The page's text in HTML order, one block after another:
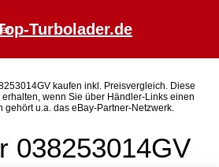
Turbolader.de
kaufen inkl. Preisvergleich. Diese
wenn Sie über Händler-Links einen
gehört u.a. das eBay-Partner-Netzwerk.
038253014GV